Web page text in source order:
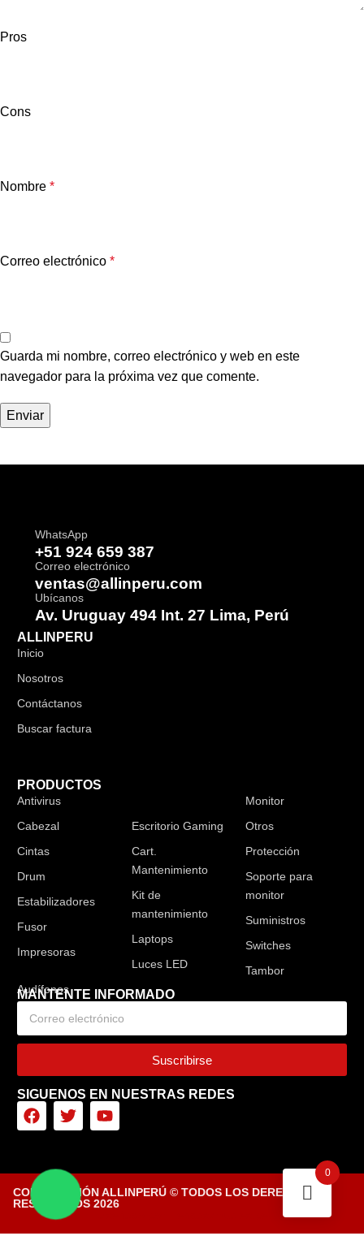
Pros
Cons
Nombre *
Correo electrónico *
Guarda mi nombre, correo electrónico y web en este
navegador para la próxima vez que comente.
WhatsApp
+51 924 659 387
Correo electrónico
ventas@allinperu.com
Ubícanos
Av. Uruguay 494 Int. 27 Lima, Perú
ALLINPERU
Inicio
Nosotros
Contáctanos
Buscar factura
PRODUCTOS
Antivirus
Cabezal
Cintas
Drum
Estabilizadores
Fusor
Impresoras
Escritorio Gaming
Cart.
Mantenimiento
Kit de
mantenimiento
Laptops
Luces LED
Monitor
Otros
Protección
Soporte para
monitor
Suministros
Switches
Tambor
MANTENTE INFORMADO
Suscribirse
SIGUENOS EN NUESTRAS REDES
CORPORACIÓN ALLINPERÚ © TODOS LOS DERECHOS
RESERVADOS 2026
0